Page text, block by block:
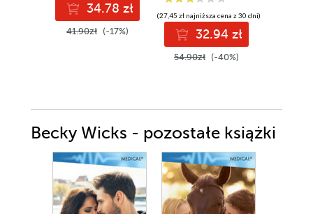
34.78 zł
41.90zł (-17%)
(27,45 zł najniższa cena z 30 dni)
32.94 zł
54.90zł (-40%)
Becky Wicks - pozostałe książki